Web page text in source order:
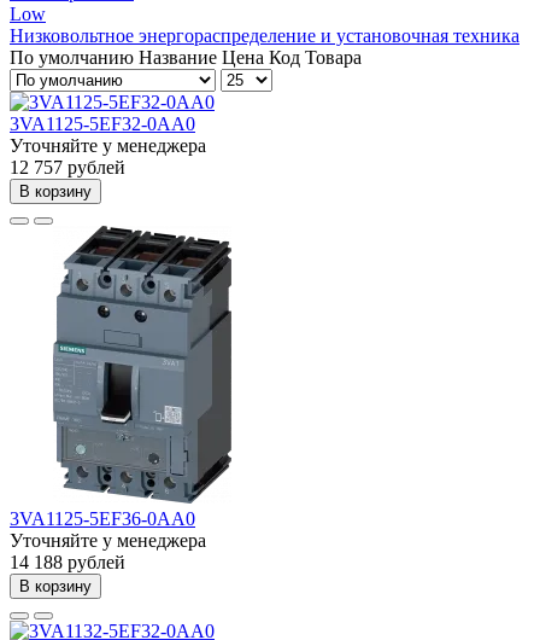
Low
Низковольтное энергораспределение и установочная техника
По умолчанию Название Цена Код Товара
3VA1125-5EF32-0AA0
Уточняйте у менеджера
12 757 рублей
В корзину
3VA1125-5EF36-0AA0
Уточняйте у менеджера
14 188 рублей
В корзину